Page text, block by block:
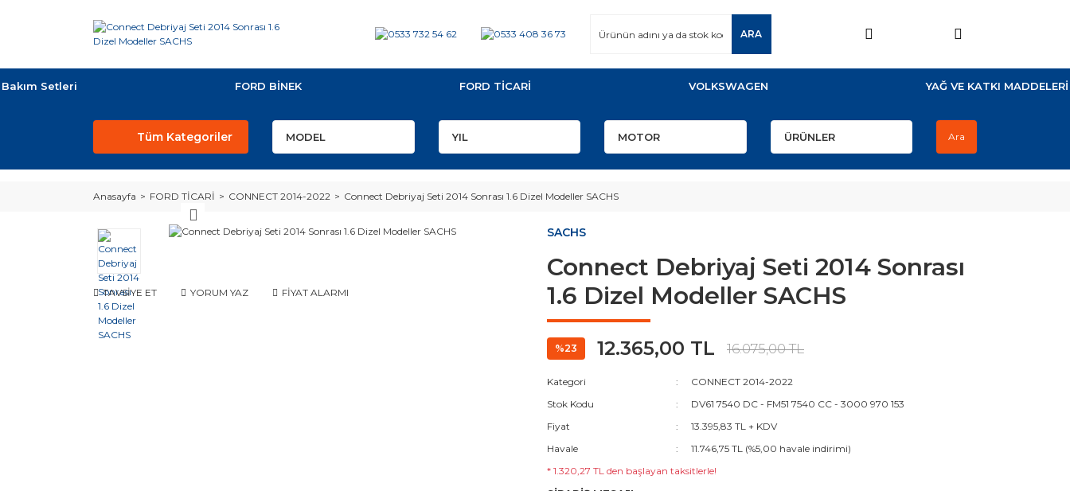
ARA
Bakım Setleri FORD BİNEK FORD TİCARİ VOLKSWAGEN YAĞ VE KATKI MADDELERİ
Tüm Kategoriler Ara
Anasayfa FORD TİCARİ CONNECT 2014-2022 Connect Debriyaj Seti 2014 Sonrası 1.6 Dizel Modeller SACHS
TAVSİYE ET YORUM YAZ FİYAT ALARMI
SACHS
Connect Debriyaj Seti 2014 Sonrası
1.6 Dizel Modeller SACHS
%23 12.365,00 TL 16.075,00 TL
Kategori
CONNECT 2014-2022
Stok Kodu
DV61 7540 DC - FM51 7540 CC - 3000 970 153
Fiyat
13.395,83 TL + KDV
Havale
11.746,75 TL (%5,00 havale indirimi)
* 1.320,27 TL den başlayan taksitlerle!